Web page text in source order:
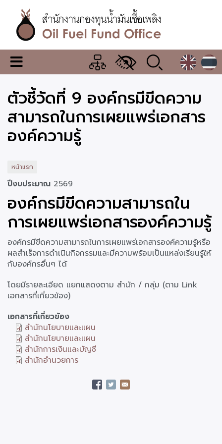
เนื้อหา
หลักสำนักงาน
กองทุน
น้ำมัน
เชื้อ
เพลิง
เมนู
เปลี่ยน
แสดง
ผล
ตัวชี้วัดที่ 9 องค์กรมีขีดความ
สามารถในการเผยแพร่เอกสาร
องค์ความรู้
หน้าแรก
ปีงบประมาณ 2569
องค์กรมีขีดความสามารถใน
การเผยแพร่เอกสารองค์ความรู้
องค์กรมีขีดความสามารถในการเผยแพร่เอกสารองค์ความรู้หรือ
ผลสำเร็จการดำเนินกิจกรรมและมีความพร้อมเป็นแหล่งเรียนรู้ให้
กับองค์กรอื่นๆ ได้
โดยมีรายละเอียด แยกแสดงตาม สำนัก / กลุ่ม (ตาม Link
เอกสารที่เกี่ยวข้อง)
เอกสารที่เกี่ยวข้อง
สำนักนโยบายและแผน
สำนักนโยบายและแผน
สำนักการเงินและบัญชี
สำนักอำนวยการ